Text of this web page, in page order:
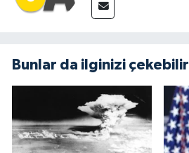
Bunlar da ilginizi çekebilir